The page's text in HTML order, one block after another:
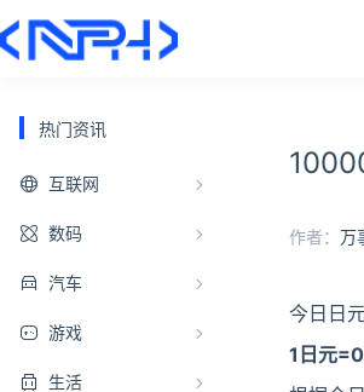
热门资讯
互联网
数码
汽车
游戏
生活
作者： 万
今日日
1日元